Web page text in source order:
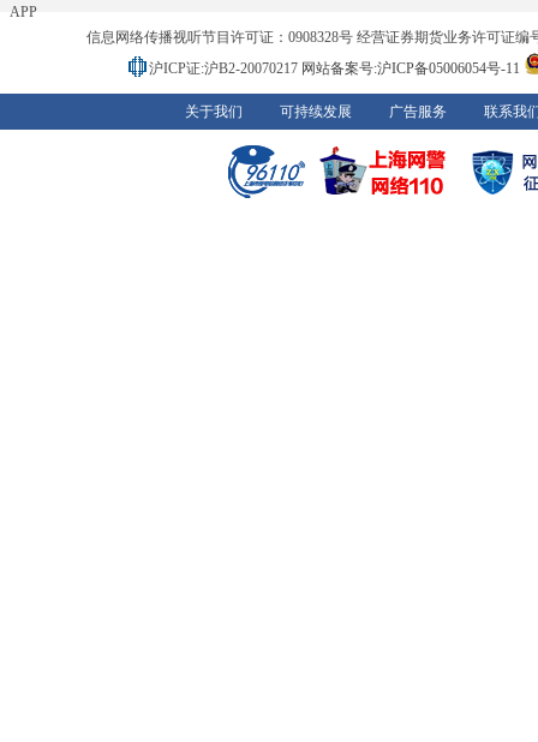
APP
信息网络传播视听节目许可证：0908328号 经营证券期货业务许可证编
沪ICP证:沪B2-20070217 网站备案号:沪ICP备05006054号-11
关于我们 可持续发展 广告服务 联系我